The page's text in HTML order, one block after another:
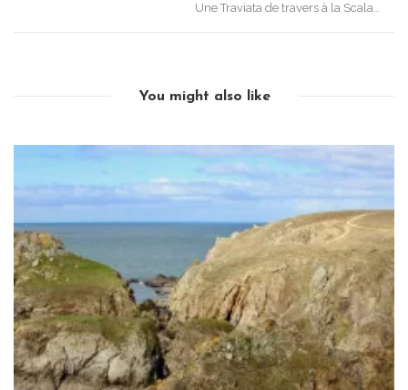
Une Traviata de travers à la Scala…
You might also like